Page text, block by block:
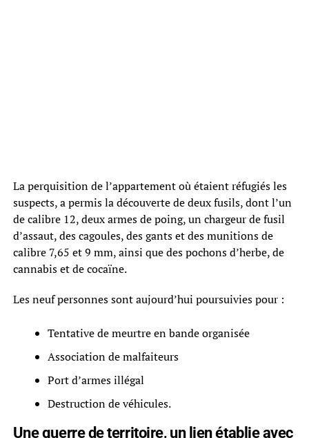
La perquisition de l’appartement où étaient réfugiés les
suspects, a permis la découverte de deux fusils, dont l’un
de calibre 12, deux armes de poing, un chargeur de fusil
d’assaut, des cagoules, des gants et des munitions de
calibre 7,65 et 9 mm, ainsi que des pochons d’herbe, de
cannabis et de cocaïne.
Les neuf personnes sont aujourd’hui poursuivies pour :
Tentative de meurtre en bande organisée
Association de malfaiteurs
Port d’armes illégal
Destruction de véhicules.
Une guerre de territoire, un lien établie avec